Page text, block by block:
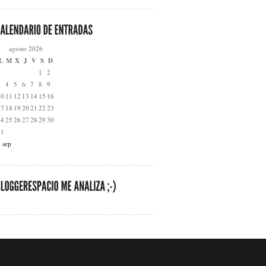
agosto 2026
M X J V S D
sep
1
2
4 5 6 7 8 9
11 12 13 14 15 16
18 19 2021 22 23
25 26 27 28 29 30